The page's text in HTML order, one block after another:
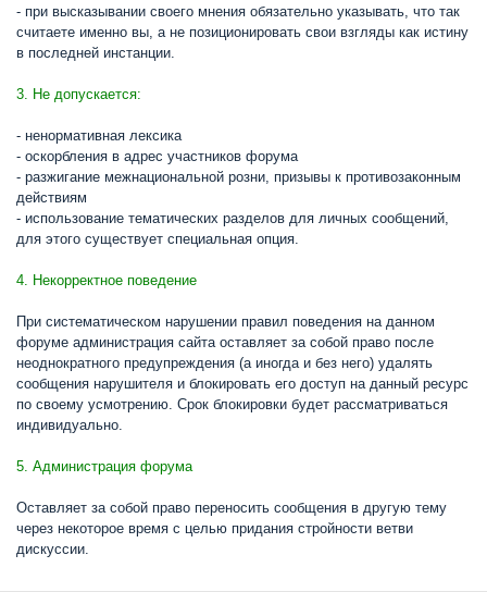
- при высказывании своего мнения обязательно указывать, что так
считаете именно вы, а не позиционировать свои взгляды как истину
в последней инстанции.
3. Не допускается:
- ненормативная лексика
- оскорбления в адрес участников форума
- разжигание межнациональной розни, призывы к противозаконным
действиям
- использование тематических разделов для личных сообщений,
для этого существует специальная опция.
4. Некорректное поведение
При систематическом нарушении правил поведения на данном
форуме администрация сайта оставляет за собой право после
неоднократного предупреждения (а иногда и без него) удалять
сообщения нарушителя и блокировать его доступ на данный ресурс
по своему усмотрению. Срок блокировки будет рассматриваться
индивидуально.
5. Администрация форума
Оставляет за собой право переносить сообщения в другую тему
через некоторое время с целью придания стройности ветви
дискуссии.